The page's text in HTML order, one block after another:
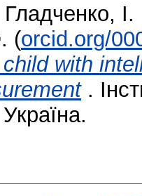
Гладченко,
(orcid.org/
with
.